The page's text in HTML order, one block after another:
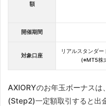
額
開催期間
対象口座
リアルスタンダ
(※MT5株
AXIORYのお年玉ボーナスは
(Step2)一定額取引すると出